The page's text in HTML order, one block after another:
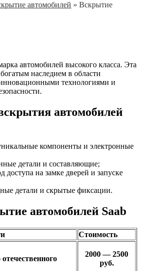
автомобилей » Вскрытие
автомобилей высокого класса. Эта
наследием в области
технологиями и
автомобилей
компоненты и электронные
детали и составляющие;
доступа на замке дверей и запуске
детали и скрытые фиксации.
автомобилей Saab
Стоимость
2000 — 2500
руб.